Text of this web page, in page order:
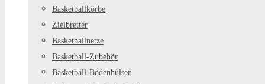
Basketballkörbe
Zielbretter
Basketballnetze
Basketball-Zubehör
Basketball-Bodenhülsen